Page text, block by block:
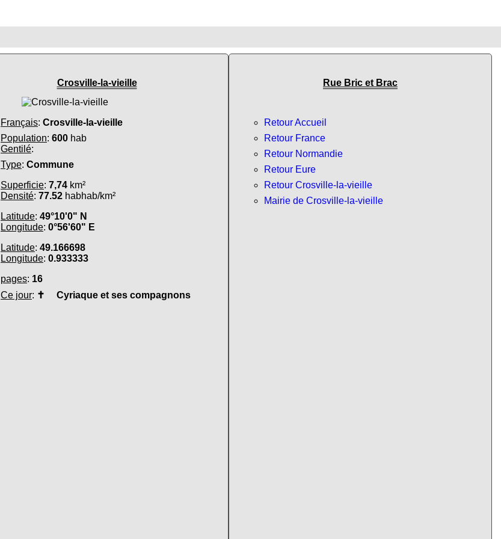
Crosville-la-vieille
Français: Crosville-la-vieille
Population: 600 hab
Gentilé:
Type: Commune
Superficie: 7,74 km²
Densité: 77.52 habhab/km²
Latitude: 49°10'0" N
Longitude: 0°56'60" E
Latitude: 49.166698
Longitude: 0.933333
pages: 16
Ce jour: ✝ Cyriaque et ses compagnons
Rue Bric et Brac
Retour Accueil
Retour France
Retour Normandie
Retour Eure
Retour Crosville-la-vieille
Mairie de Crosville-la-vieille